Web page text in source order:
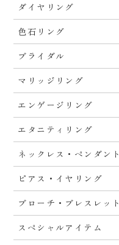
ダイヤリング
色石リング
ブライダル
マリッジリング
エンゲージリング
エタニティリング
ネックレス・ペンダント
ピアス・イヤリング
ブローチ・ブレスレット
スペシャルアイテム